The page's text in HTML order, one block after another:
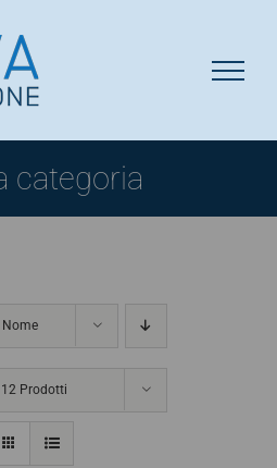
categoria
Nome
12 Prodotti